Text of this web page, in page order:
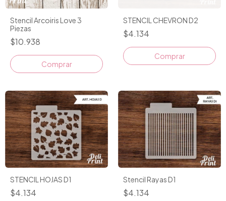
Stencil Arcoiris Love 3
Piezas
$10.938
STENCIL CHEVRON D2
$4.134
STENCIL HOJAS D1
$4.134
Stencil Rayas D1
$4.134